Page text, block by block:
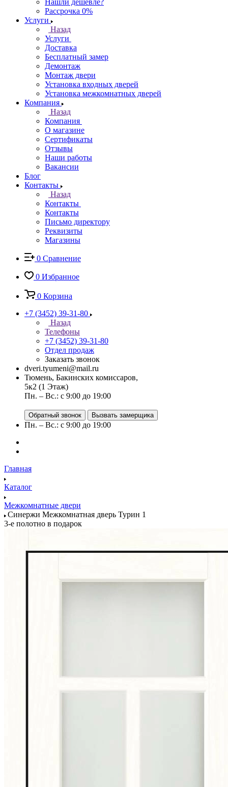
Нашли дешевле?
Рассрочка 0%
Услуги
Назад
Услуги
Доставка
Бесплатный замер
Демонтаж
Монтаж двери
Установка входных дверей
Установка межкомнатных дверей
Компания
Назад
Компания
О магазине
Сертификаты
Отзывы
Наши работы
Вакансии
Блог
Контакты
Назад
Контакты
Контакты
Письмо директору
Реквизиты
Магазины
0 Сравнение
0 Избранное
0 Корзина
+7 (3452) 39-31-80
Назад
Телефоны
+7 (3452) 39-31-80
Отдел продаж
Заказать звонок
dveri.tyumeni@mail.ru
Тюмень, Бакинских комиссаров,
5к2 (1 Этаж)
Пн. – Вс.: с 9:00 до 19:00
Обратный звонок Вызвать замерщика
Пн. – Вс.: с 9:00 до 19:00
Главная
Каталог
Межкомнатные двери
Синержи Межкомнатная дверь Турин 1
3-е полотно в подарок